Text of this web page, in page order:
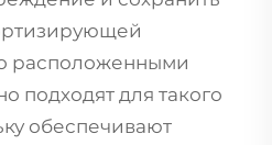
расположенными
подходят для такого
обеспечивают